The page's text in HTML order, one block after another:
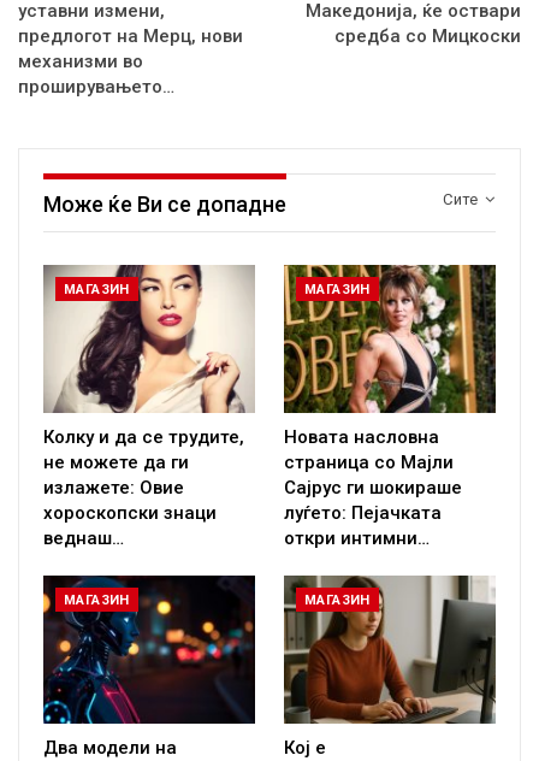
уставни измени,
предлогот на Мерц, нови
механизми во
проширувањето…
Македонија, ќе оствари
средба со Мицкоски
Сите
Може ќе Ви се допадне
МАГАЗИН
Колку и да се трудите,
не можете да ги
излажете: Овие
хороскопски знаци
веднаш…
МАГАЗИН
Новата насловна
страница со Мајли
Сајрус ги шокираше
луѓето: Пејачката
откри интимни…
МАГАЗИН
Два модели на
МАГАЗИН
Кој е